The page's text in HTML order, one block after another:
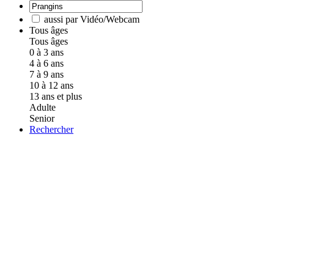
aussi par Vidéo/Webcam
Tous âges
Tous âges
0 à 3 ans
4 à 6 ans
7 à 9 ans
10 à 12 ans
13 ans et plus
Adulte
Senior
Rechercher